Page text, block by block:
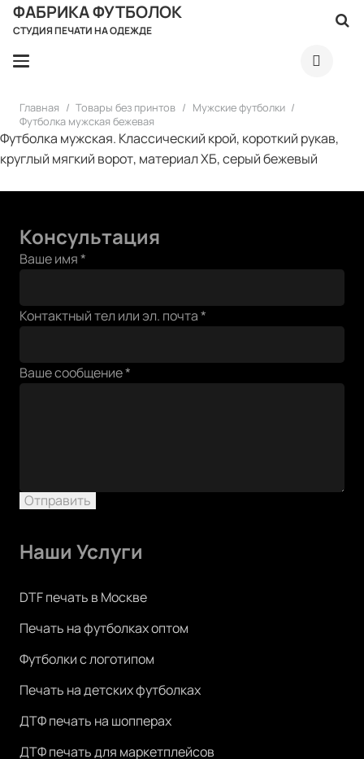
ФАБРИКА ФУТБОЛОК
СТУДИЯ ПЕЧАТИ НА ОДЕЖДЕ
Главная / Товары без принтов / Мужские футболки /
Футболка мужская бежевая
Футболка мужская. Классический крой, короткий рукав,
круглый мягкий ворот, материал ХБ, серый бежевый
Консультация
Ваше имя*
Контактный тел или эл. почта*
почта
Ваше сообщение*
Отправить
Наши Услуги
DTF печать в Москве
Печать на футболках оптом
Футболки с логотипом
Печать на детских футболках
ДТФ печать на шопперах
ДТФ печать для маркетплейсов